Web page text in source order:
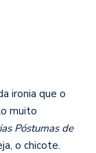
ironia que o
muito
Póstumas de
o chicote.